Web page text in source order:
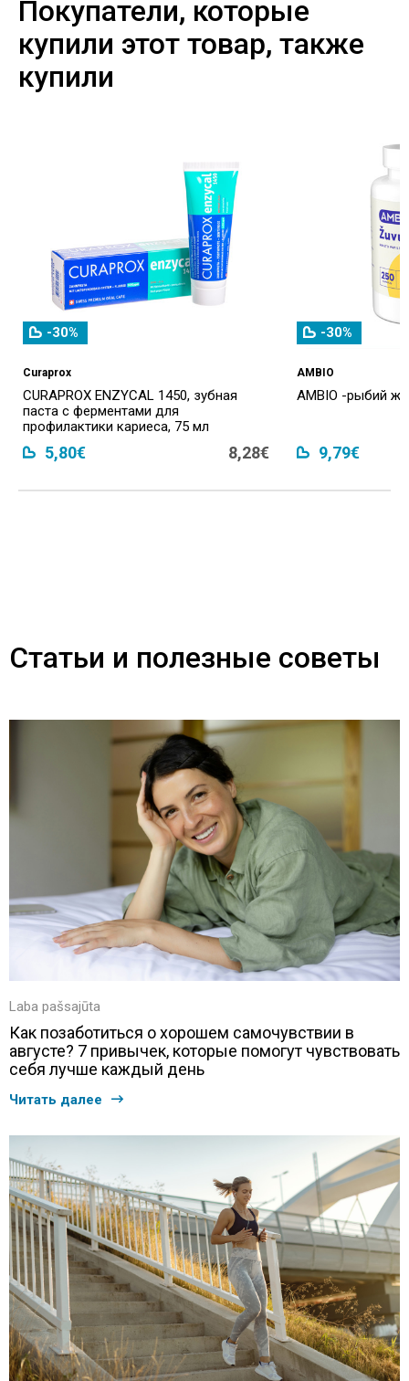
Покупатели, которые
купили этот товар, также
купили
-30%
Curaprox
CURAPROX ENZYCAL 1450, зубная
паста с ферментами для
профилактики кариеса, 75 мл
5,80€ 8,28€
-30%
AMBIO
AMBIO -рыбий
9,79€
Статьи и полезные советы
Laba pašsajūta
Как позаботиться о хорошем самочувствии в
августе? 7 привычек, которые помогут чувствовать
себя лучше каждый день
Читать далее